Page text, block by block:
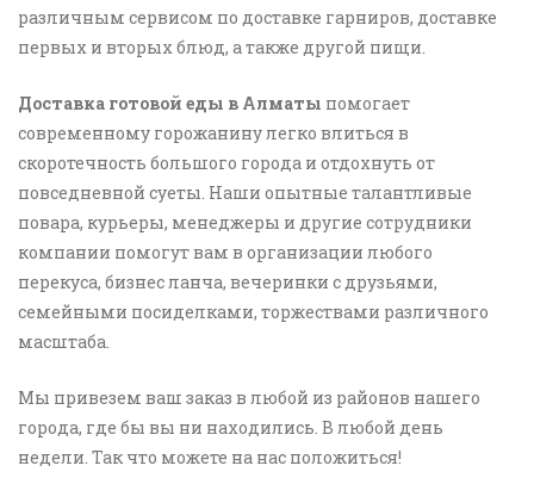
различным сервисом по доставке гарниров, доставке
первых и вторых блюд, а также другой пищи.
Доставка готовой еды в Алматы помогает
современному горожанину легко влиться в
скоротечность большого города и отдохнуть от
повседневной суеты. Наши опытные талантливые
повара, курьеры, менеджеры и другие сотрудники
компании помогут вам в организации любого
перекуса, бизнес ланча, вечеринки с друзьями,
семейными посиделками, торжествами различного
масштаба.
Мы привезем ваш заказ в любой из районов нашего
города, где бы вы ни находились. В любой день
недели. Так что можете на нас положиться!